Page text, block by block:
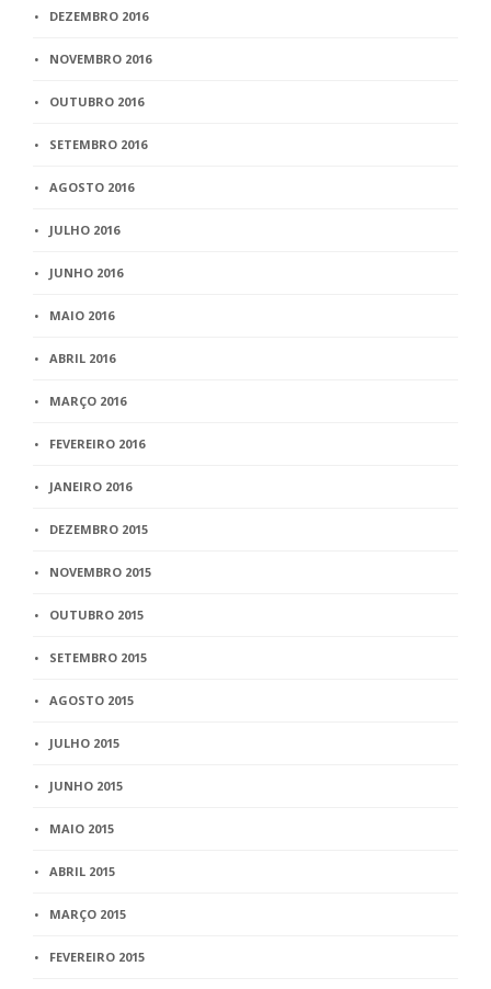
DEZEMBRO 2016
NOVEMBRO 2016
OUTUBRO 2016
SETEMBRO 2016
AGOSTO 2016
JULHO 2016
JUNHO 2016
MAIO 2016
ABRIL 2016
MARÇO 2016
FEVEREIRO 2016
JANEIRO 2016
DEZEMBRO 2015
NOVEMBRO 2015
OUTUBRO 2015
SETEMBRO 2015
AGOSTO 2015
JULHO 2015
JUNHO 2015
MAIO 2015
ABRIL 2015
MARÇO 2015
FEVEREIRO 2015